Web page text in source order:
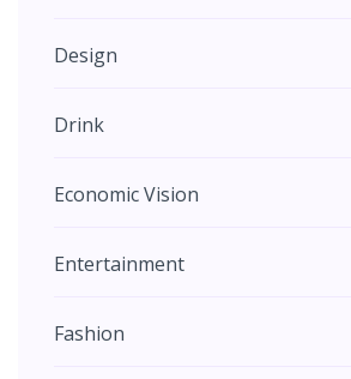
Design
Drink
Economic Vision
Entertainment
Fashion